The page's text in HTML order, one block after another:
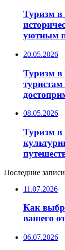
Туризм в
уютным
20.05.2026
Туризм в
туристам
08.05.2026
Туризм в
Последние записи
11.07.2026
Как
вашего
06.07.2026